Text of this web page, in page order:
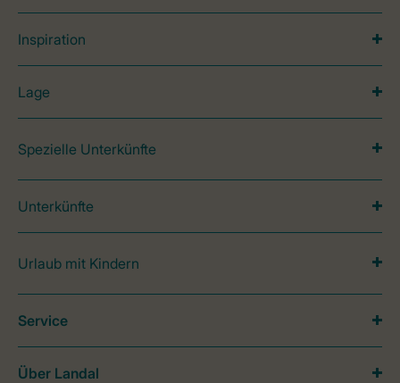
Inspiration
Lage
Spezielle Unterkünfte
Unterkünfte
Urlaub mit Kindern
Service
Über Landal